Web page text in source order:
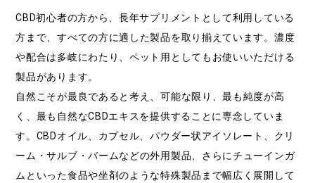
CBD初心者の方から、長年サプリメントとして利用している
方まで、すべての方に適した製品を取り揃えています。濃度
や配合は多岐にわたり、ペット用としてもお使いいただける
製品があります。
自然こそが最良であると考え、可能な限り、最も純度が高
く、最も自然なCBDエキスを提供することに専念していま
す。CBDオイル、カプセル、パウダー状アイソレート、クリ
ーム・サルブ・バームなどの外用製品、さらにチューインガ
ムといった食品や坐剤のような特殊製品まで幅広く展開して